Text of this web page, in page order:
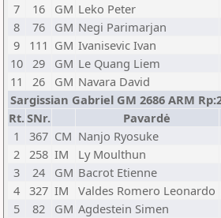
7
16 GM Leko Peter
8
76 GM Negi Parimarjan
9
111 GM Ivanisevic Ivan
10
29 GM Le Quang Liem
11
26 GM Navara David
Sargissian Gabriel GM 2686 ARM
Rt.SNr. Pavardė
1
367 CM Nanjo Ryosuke
2
258 IM Ly Moulthun
3
24 GM Bacrot Etienne
4
327 IM Valdes Romero Leonardo
5
82 GM Agdestein Simen